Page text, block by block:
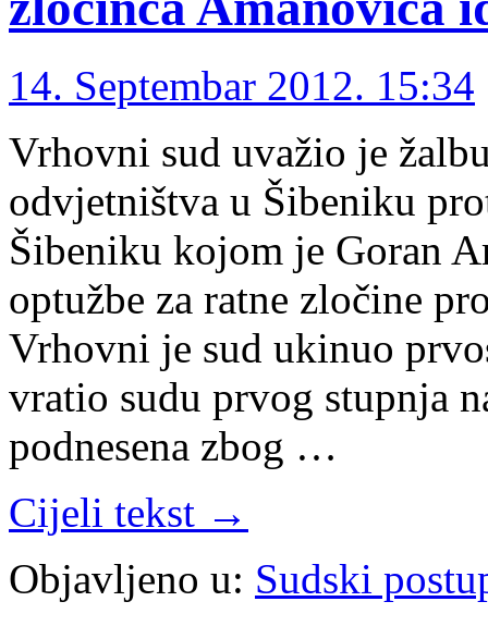
14. Septembar 2012. 15:34
Vrhovni sud uvažio je
odvjetništva u Šibeniku
Šibeniku kojom je Goran
optužbe za ratne zločine
Vrhovni je sud ukinuo
vratio sudu prvog stupnja
podnesena zbog …
Cijeli tekst →
Objavljeno u: Sudski